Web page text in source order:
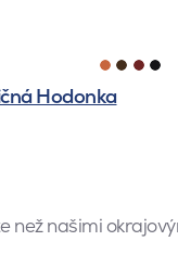
Hodonka
než našimi